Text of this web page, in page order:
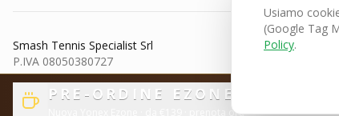
Smash Tennis Specialist Srl
P.IVA 08050380727
© 2026 SMASH Tennis Specialist. Tutti i diritti riservati.
PRE-ORDINE EZONE ESPRESSO
· prenota ora
Usiamo
(Google Tag
Policy.